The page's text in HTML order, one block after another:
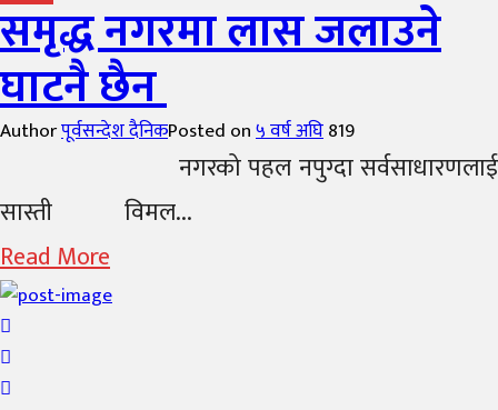
समृद्ध नगरमा लास जलाउने
घाटनै छैन
Authorपूर्वसन्देश दैनिकPosted on५ वर्ष अघि819
नगरको पहल नपुग्दा सर्वसाधारणलाई
सास्ती विमल...
Read More